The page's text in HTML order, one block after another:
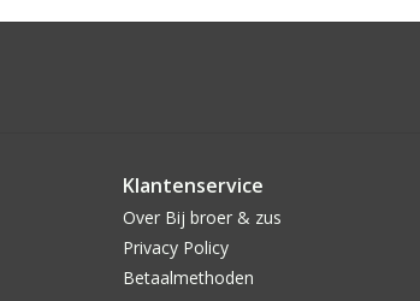
Klantenservice
Over Bij broer & zus
Privacy Policy
Betaalmethoden